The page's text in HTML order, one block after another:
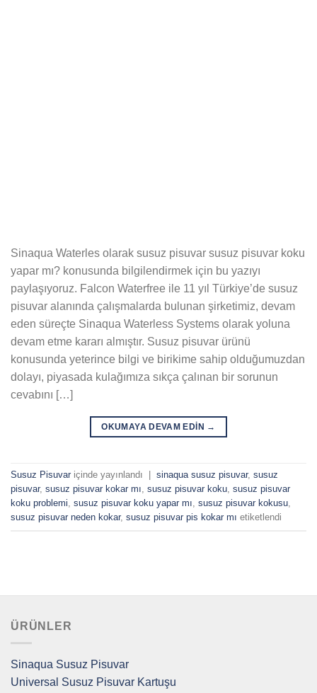
Sinaqua Waterles olarak susuz pisuvar susuz pisuvar koku
yapar mı? konusunda bilgilendirmek için bu yazıyı
paylaşıyoruz. Falcon Waterfree ile 11 yıl Türkiye’de susuz
pisuvar alanında çalışmalarda bulunan şirketimiz, devam
eden süreçte Sinaqua Waterless Systems olarak yoluna
devam etme kararı almıştır. Susuz pisuvar ürünü
konusunda yeterince bilgi ve birikime sahip olduğumuzdan
dolayı, piyasada kulağımıza sıkça çalınan bir sorunun
cevabını […]
OKUMAYA DEVAM EDIN →
Susuz Pisuvar içinde yayınlandı sinaqua susuz pisuvar, susuz
pisuvar, susuz pisuvar kokar mı, susuz pisuvar koku, susuz pisuvar
koku problemi, susuz pisuvar koku yapar mı, susuz pisuvar kokusu,
susuz pisuvar neden kokar, susuz pisuvar pis kokar mı etiketlendi
ÜRÜNLER
Sinaqua Susuz Pisuvar
Universal Susuz Pisuvar Kartuşu